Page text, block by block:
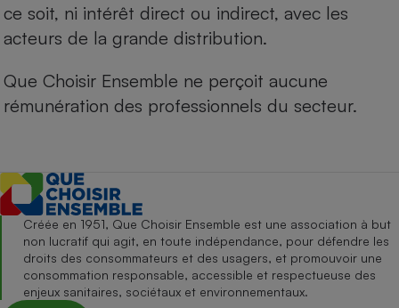
ce soit, ni intérêt direct ou indirect, avec les
acteurs de la grande distribution.
Que Choisir Ensemble ne perçoit aucune
rémunération des professionnels du secteur.
Créée en 1951, Que Choisir Ensemble est une association à but
non lucratif qui agit, en toute indépendance, pour défendre les
droits des consommateurs et des usagers, et promouvoir une
consommation responsable, accessible et respectueuse des
enjeux sanitaires, sociétaux et environnementaux.